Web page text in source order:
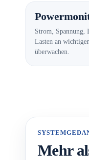
Strom, Spannung,
Lasten an
überwachen.
Mehr